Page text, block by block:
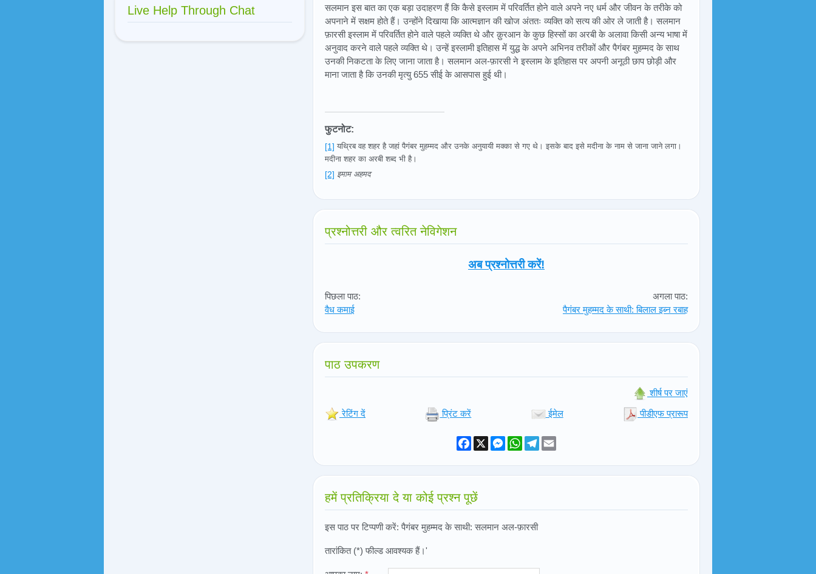
Live Help Through Chat
सलमान इस बात का एक बड़ा उदाहरण हैं कि कैसे इस्लाम में परिवर्तित होने वाले अपने नए धर्म और जीवन के तरीके को
अपनाने में सक्षम होते हैं। उन्होंने दिखाया कि आत्मज्ञान की खोज अंततः व्यक्ति को सत्य की ओर ले जाती है। सलमान
फ़ारसी इस्लाम में परिवर्तित होने वाले पहले व्यक्ति थे और क़ुरआन के कुछ हिस्सों का अरबी के अलावा किसी अन्य भाषा में
अनुवाद करने वाले पहले व्यक्ति थे। उन्हें इस्लामी इतिहास में युद्ध के अपने अभिनव तरीकों और पैगंबर मुहम्मद के साथ
उनकी निकटता के लिए जाना जाता है। सलमान अल-फ़ारसी ने इस्लाम के इतिहास पर अपनी अनूठी छाप छोड़ी और
माना जाता है कि उनकी मृत्यु 655 सीई के आसपास हुई थी।
फुटनोट:
[1] यथ्रिब वह शहर है जहां पैगंबर मुहम्मद और उनके अनुयायी मक्का से गए थे। इसके बाद इसे मदीना के नाम से जाना जाने लगा।
मदीना शहर का अरबी शब्द भी है।
[2] इमाम अहमद
प्रश्नोत्तरी और त्वरित नेविगेशन
अब प्रश्नोत्तरी करें!
पिछला पाठ:
वैध कमाई
अगला पाठ:
पैगंबर मुहम्मद के साथी: बिलाल इब्न रबाह
पाठ उपकरण
शीर्ष पर जाएं
रेटिंग दें प्रिंट करें ईमेल पीडीएफ प्रारूप
Facebook
X Messenger
WhatsApp
Telegram
हमें प्रतिक्रिया दे या कोई प्रश्न पूछें
इस पाठ पर टिप्पणी करें: पैगंबर मुहम्मद के साथी: सलमान अल-फ़ारसी
तारांकित (*) फील्ड आवश्यक हैं।'